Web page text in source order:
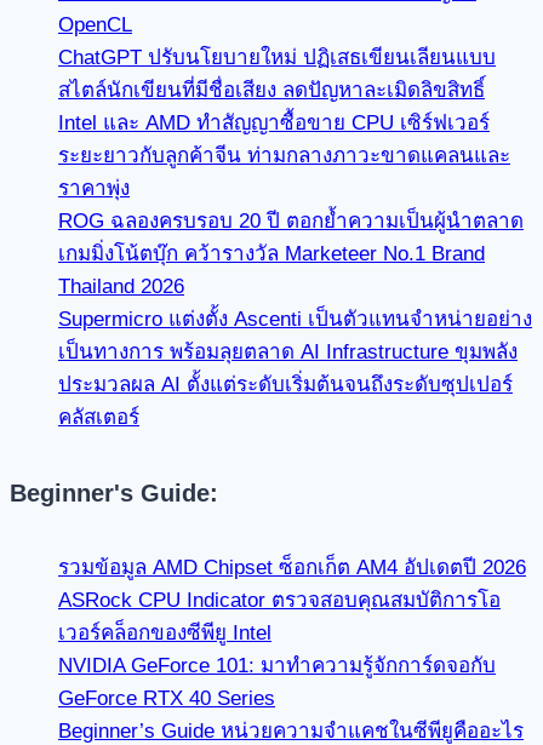
OpenCL
ChatGPT ปรับนโยบายใหม่ ปฏิเสธเขียนเลียนแบบ
สไตล์นักเขียนที่มีชื่อเสียง ลดปัญหาละเมิดลิขสิทธิ์
Intel และ AMD ทำสัญญาซื้อขาย CPU เซิร์ฟเวอร์
ระยะยาวกับลูกค้าจีน ท่ามกลางภาวะขาดแคลนและ
ราคาพุ่ง
ROG ฉลองครบรอบ 20 ปี ตอกย้ำความเป็นผู้นำตลาด
เกมมิ่งโน้ตบุ๊ก คว้ารางวัล Marketeer No.1 Brand
Thailand 2026
Supermicro แต่งตั้ง Ascenti เป็นตัวแทนจำหน่ายอย่าง
เป็นทางการ พร้อมลุยตลาด AI Infrastructure ขุมพลัง
ประมวลผล AI ตั้งแต่ระดับเริ่มต้นจนถึงระดับซุปเปอร์
คลัสเตอร์
Beginner's Guide:
รวมข้อมูล AMD Chipset ซ็อกเก็ต AM4 อัปเดตปี 2026
ASRock CPU Indicator ตรวจสอบคุณสมบัติการโอ
เวอร์คล็อกของซีพียู Intel
NVIDIA GeForce 101: มาทำความรู้จักการ์ดจอกับ
GeForce RTX 40 Series
Beginner’s Guide หน่วยความจำแคชในซีพียูคืออะไร